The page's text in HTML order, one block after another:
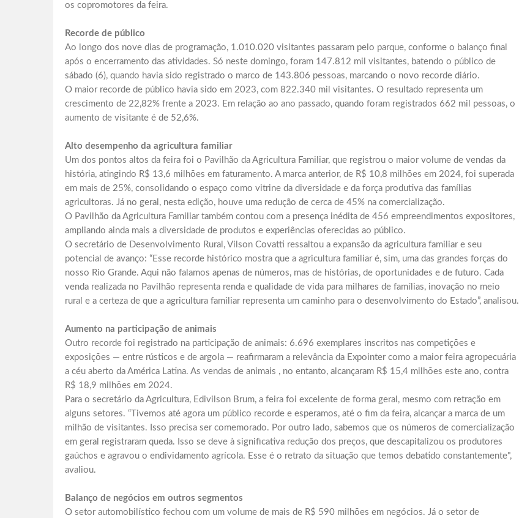
os copromotores da feira.
Recorde de público
Ao longo dos nove dias de programação, 1.010.020 visitantes passaram pelo parque, conforme o balanço final
após o encerramento das atividades. Só neste domingo, foram 147.812 mil visitantes, batendo o público de
sábado (6), quando havia sido registrado o marco de 143.806 pessoas, marcando o novo recorde diário.
O maior recorde de público havia sido em 2023, com 822.340 mil visitantes. O resultado representa um
crescimento de 22,82% frente a 2023. Em relação ao ano passado, quando foram registrados 662 mil pessoas, o
aumento de visitante é de 52,6%.
Alto desempenho da agricultura familiar
Um dos pontos altos da feira foi o Pavilhão da Agricultura Familiar, que registrou o maior volume de vendas da
história, atingindo R$ 13,6 milhões em faturamento. A marca anterior, de R$ 10,8 milhões em 2024, foi superada
em mais de 25%, consolidando o espaço como vitrine da diversidade e da força produtiva das famílias
agricultoras. Já no geral, nesta edição, houve uma redução de cerca de 45% na comercialização.
O Pavilhão da Agricultura Familiar também contou com a presença inédita de 456 empreendimentos expositores,
ampliando ainda mais a diversidade de produtos e experiências oferecidas ao público.
O secretário de Desenvolvimento Rural, Vilson Covatti ressaltou a expansão da agricultura familiar e seu
potencial de avanço: “Esse recorde histórico mostra que a agricultura familiar é, sim, uma das grandes forças do
nosso Rio Grande. Aqui não falamos apenas de números, mas de histórias, de oportunidades e de futuro. Cada
venda realizada no Pavilhão representa renda e qualidade de vida para milhares de famílias, inovação no meio
rural e a certeza de que a agricultura familiar representa um caminho para o desenvolvimento do Estado”, analisou.
Aumento na participação de animais
Outro recorde foi registrado na participação de animais: 6.696 exemplares inscritos nas competições e
exposições — entre rústicos e de argola — reafirmaram a relevância da Expointer como a maior feira agropecuária
a céu aberto da América Latina. As vendas de animais , no entanto, alcançaram R$ 15,4 milhões este ano, contra
R$ 18,9 milhões em 2024.
Para o secretário da Agricultura, Edivilson Brum, a feira foi excelente de forma geral, mesmo com retração em
alguns setores. “Tivemos até agora um público recorde e esperamos, até o fim da feira, alcançar a marca de um
milhão de visitantes. Isso precisa ser comemorado. Por outro lado, sabemos que os números de comercialização
em geral registraram queda. Isso se deve à significativa redução dos preços, que descapitalizou os produtores
gaúchos e agravou o endividamento agrícola. Esse é o retrato da situação que temos debatido constantemente",
avaliou.
Balanço de negócios em outros segmentos
O setor automobilístico fechou com um volume de mais de R$ 590 milhões em negócios. Já o setor de